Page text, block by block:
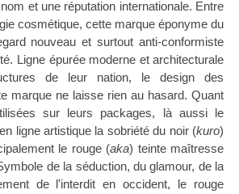
et une réputation internationale. Entre
cosmétique, cette marque éponyme du
nouveau et surtout anti-conformiste
Ligne épurée moderne et architecturale
de leur nation, le design des
marque ne laisse rien au hasard. Quant
sur leurs packages, là aussi le
ligne artistique la sobriété du noir (kuro)
le rouge (aka) teinte maîtresse
de la séduction, du glamour, de la
de l'interdit en occident, le rouge